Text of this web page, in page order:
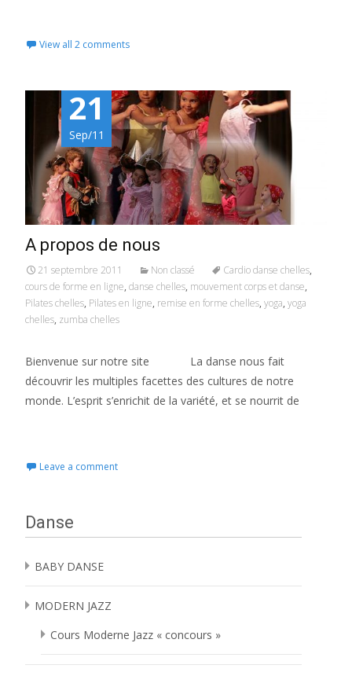
View all 2 comments
21
Sep/11
A propos de nous
21 septembre 2011 Non classé Cardio danse chelles,
cours de forme en ligne, danse chelles, mouvement corps et danse,
Pilates chelles, Pilates en ligne, remise en forme chelles, yoga, yoga
chelles, zumba chelles
Bienvenue sur notre site La danse nous fait
découvrir les multiples facettes des cultures de notre
monde. L’esprit s’enrichit de la variété, et se nourrit de
Leave a comment
Danse
BABY DANSE
MODERN JAZZ
Cours Moderne Jazz « concours »